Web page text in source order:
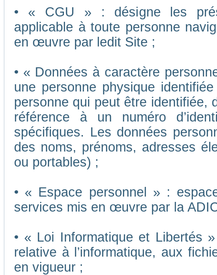
• « CGU » : désigne les
applicable à toute personne
en œuvre par ledit Site ;
• « Données à caractère
une personne physique
personne qui peut être identifiée,
référence à un numéro
spécifiques. Les données
des noms, prénoms, adresses
ou portables) ;
• « Espace personnel » :
services mis en œuvre par la
• « Loi Informatique et Libertés
relative à l’informatique, aux
en vigueur ;